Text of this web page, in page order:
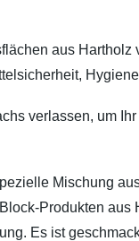
aus
verlassen, um
Mischung
Produkten aus
Es ist